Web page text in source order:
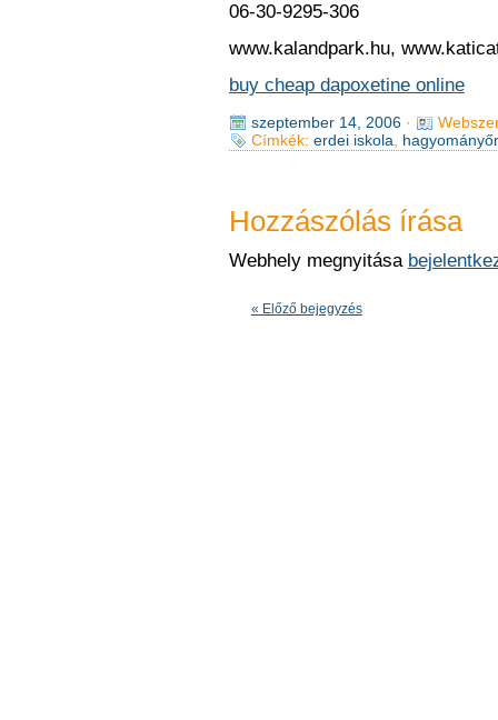
06-30-9295-306
www.kalandpark.hu,
buy cheap dapoxetine online
szeptember 14, 2006·
Címkék: erdei iskola
Hozzászólás írása
Webhely megnyitása
« Előző bejegyzés